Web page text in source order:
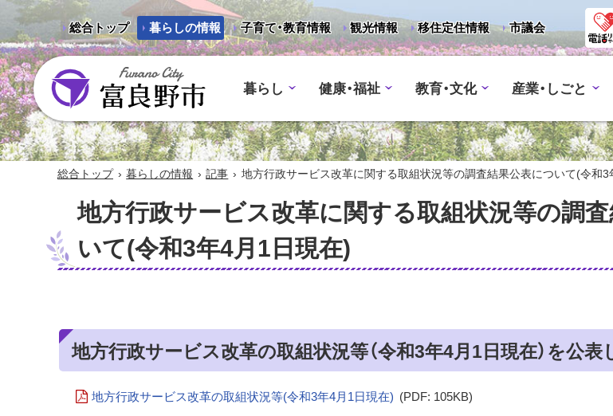
総合トップ 暮らしの情報 子育て・教育情報 観光情報 移住定住情報 市議会
富良野市 - Frano City
暮らし 健康・福祉 教育・文化 産業・しごと
総合トップ › 暮らしの情報 › 記事 › 地方行政サービス改革に関する取組状況等の調査結果公表について(令和3
地方行政サービス改革に関する取組状況等の調
いて(令和3年4月1日現在)
地方行政サービス改革の取組状況等（令和3年4月1日現在）を公表
地方行政サービス改革の取組状況等(令和3年4月1日現在) (PDF: 105KB)